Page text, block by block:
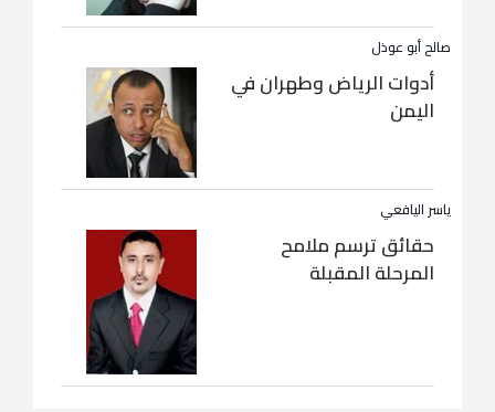
صالح أبو عوذل
أدوات الرياض وطهران في
اليمن
ياسر اليافعي
حقائق ترسم ملامح
المرحلة المقبلة